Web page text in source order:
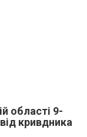
області 9-
кривдника